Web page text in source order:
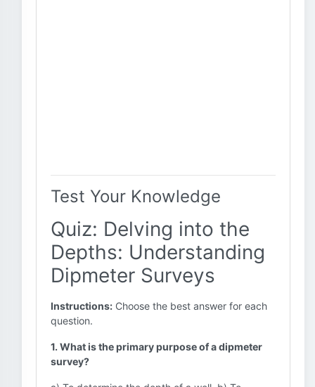
Test Your Knowledge
Quiz: Delving into the
Depths: Understanding
Dipmeter Surveys
Instructions: Choose the best answer for each
question.
1. What is the primary purpose of a dipmeter
survey?